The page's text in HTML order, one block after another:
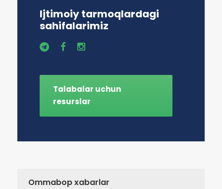
Ijtimoiy tarmoqlardagi
sahifalarimiz
Talabalar uchun
resurslar
Ommabop xabarlar